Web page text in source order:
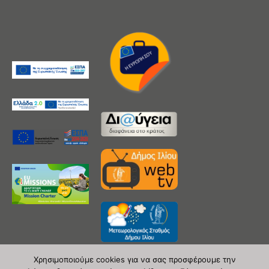
Χρησιμοποιούμε cookies για να σας προσφέρουμε την